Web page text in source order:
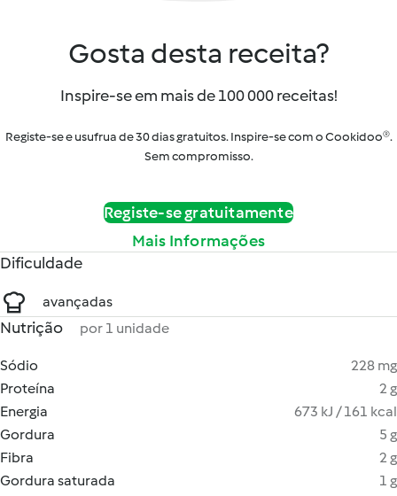
Gosta desta receita?
Inspire-se em mais de 100 000 receitas!
Registe-se e usufrua de 30 dias gratuitos. Inspire-se com o Cookidoo®.
Sem compromisso.
Registe-se gratuitamente
Mais Informações
Dificuldade
avançadas
Nutrição por 1 unidade
Sódio
228 mg
Proteína
2 g
Energia
673 kJ / 161 kcal
Gordura
5 g
Fibra
2 g
Gordura saturada
1 g